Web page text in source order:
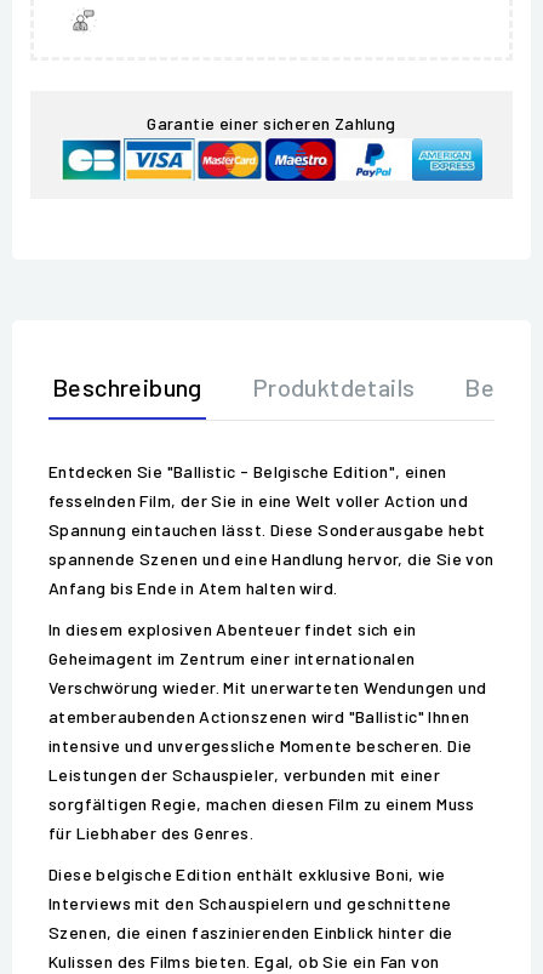
Garantie einer sicheren Zahlung
Beschreibung Produktdetails
Entdecken Sie "Ballistic - Belgische Edition", einen
fesselnden Film, der Sie in eine Welt voller Action und
Spannung eintauchen lässt. Diese Sonderausgabe hebt
spannende Szenen und eine Handlung hervor, die Sie von
Anfang bis Ende in Atem halten wird.
In diesem explosiven Abenteuer findet sich ein
Geheimagent im Zentrum einer internationalen
Verschwörung wieder. Mit unerwarteten Wendungen und
atemberaubenden Actionszenen wird "Ballistic" Ihnen
intensive und unvergessliche Momente bescheren. Die
Leistungen der Schauspieler, verbunden mit einer
sorgfältigen Regie, machen diesen Film zu einem Muss
für Liebhaber des Genres.
Diese belgische Edition enthält exklusive Boni, wie
Interviews mit den Schauspielern und geschnittene
Szenen, die einen faszinierenden Einblick hinter die
Kulissen des Films bieten. Egal, ob Sie ein Fan von